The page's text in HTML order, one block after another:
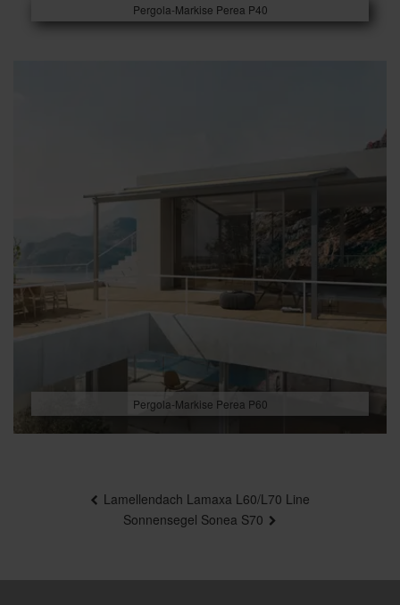
Pergola-Markise Perea P40
Pergola-Markise Perea P60
Lamellendach Lamaxa L60/L70 Line
Sonnensegel Sonea S70